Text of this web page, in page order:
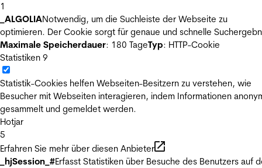
1
_ALGOLIANotwendig, um die Suchleiste der Webseite zu
optimieren. Der Cookie sorgt für genaue und schnelle
Maximale Speicherdauer: 180 TageTyp: HTTP-Cookie
Statistiken 9
Statistik-Cookies helfen Webseiten-Besitzern zu verstehen, wie
Besucher mit Webseiten interagieren, indem Informationen
gesammelt und gemeldet werden.
Hotjar
5
Erfahren Sie mehr über diesen Anbieter
_hjSession_#Erfasst Statistiken über Besuche des Benutzers auf